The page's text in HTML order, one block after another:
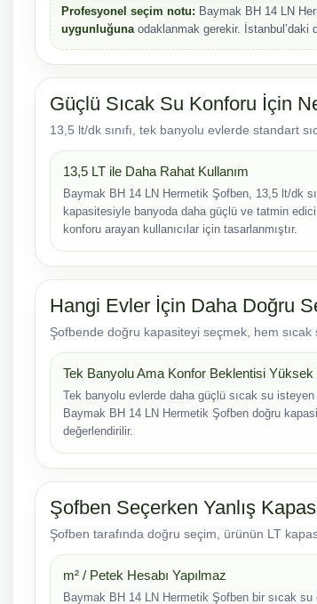
Profesyonel seçim notu: Baymak BH 14 LN
uygunluğunaodaklanmak gerekir. İstanbul’daki
Güçlü Sıcak Su Konforu İçin
13,5 lt/dk sınıfı, tek banyolu evlerde standart
13,5 LT ile Daha Rahat Kullanım
Baymak BH 14 LN Hermetik Şofben, 13,5 lt/dk
kapasitesiyle banyoda daha güçlü ve tatmin
konforu arayan kullanıcılar için tasarlanmıştır.
Hangi Evler İçin Daha Doğru
Şofbende doğru kapasiteyi seçmek, hem
Tek Banyolu Ama Konfor Beklentisi Yüksek
Tek banyolu evlerde daha güçlü sıcak su isteyen
Baymak BH 14 LN Hermetik Şofben doğru
değerlendirilir.
Şofben Seçerken Yanlış
Şofben tarafında doğru seçim, ürünün LT
m² / Petek Hesabı Yapılmaz
Baymak BH 14 LN Hermetik Şofben bir sıcak su